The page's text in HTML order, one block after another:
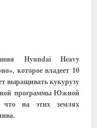
Hyundai Heavy
которое владеет 10
выращивать кукурузу
программы Южной
что на этих землях